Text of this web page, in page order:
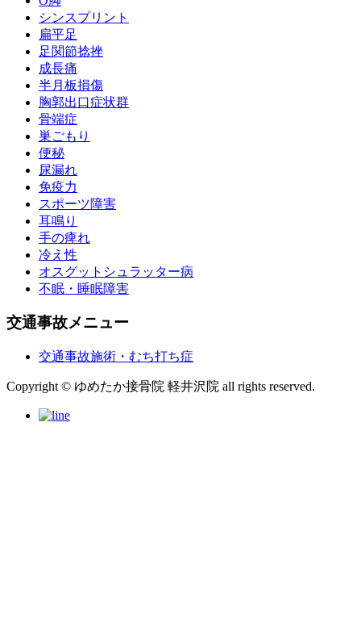
シンスプリント
扁平足
足関節捻挫
成長痛
半月板損傷
胸郭出口症状群
骨端症
巣ごもり
便秘
尿漏れ
免疫力
スポーツ障害
耳鳴り
手の痺れ
冷え性
オスグットシュラッター病
不眠・睡眠障害
交通事故メニュー
交通事故施術・むち打ち症
Copyright © ゆめたか接骨院 軽井沢院 all rights reserved.